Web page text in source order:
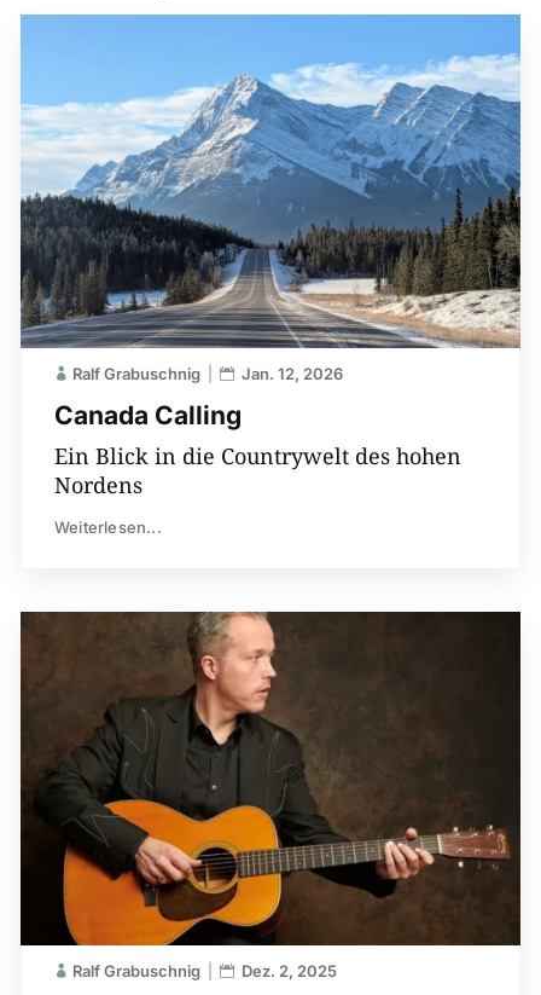
Canada Calling
Ralf Grabuschnig Jan. 12, 2026
Ein Blick in die Countrywelt des hohen
Nordens
Weiterlesen...
Ralf Grabuschnig Dez. 2, 2025